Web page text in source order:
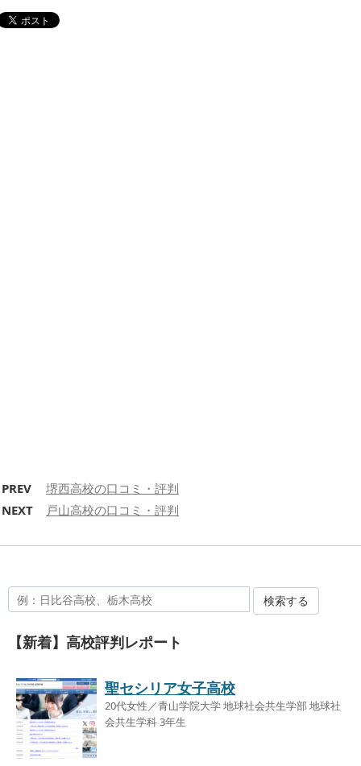
PREV
堺西高校の口コミ・評判
NEXT
戸山高校の口コミ・評判
検索する
【新着】高校評判レポート
聖セシリア女子高校
20代女性／青山学院大学 地球社会共生学部 地球社
会共生学科 3年生